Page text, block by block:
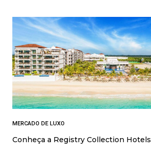
MERCADO DE LUXO
Conheça a Registry Collection Hotels